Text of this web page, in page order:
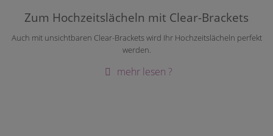
Zum Hochzeitslächeln mit Clear-Brackets
Auch mit unsichtbaren Clear-Brackets wird Ihr Hochzeitslächeln perfekt
werden.
mehr lesen ?